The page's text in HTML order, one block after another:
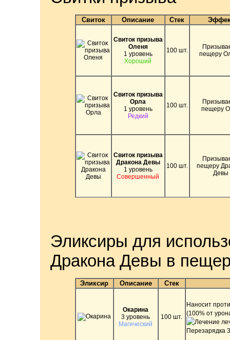
Свиток Описание Стек
Свиток призыва
Оленя
1 уровень
Хороший
100 шт.
пещеру
Свиток призыва
Орла
1 уровень
Редкий
100 шт.
пещеру
Свиток призыва
Дракона Девы
1 уровень
Совершенный
100 шт.
пещеру
Девы
Эликсиры для
Дракона Девы в
Эликсир Описание Стек
Окарина
3 уровень
Магический
100 шт.
Наносит
(100% от
Перезарядка